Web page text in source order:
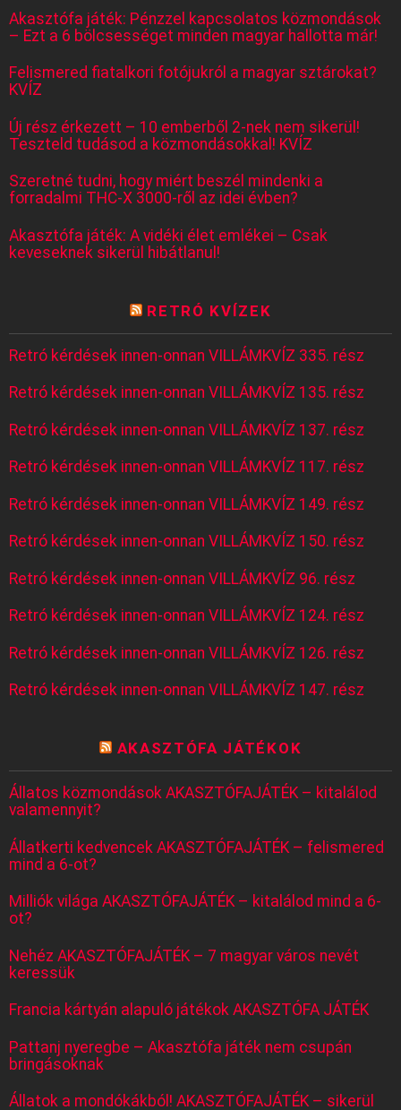
Akasztófa játék: Pénzzel kapcsolatos közmondások
– Ezt a 6 bölcsességet minden magyar hallotta már!
Felismered fiatalkori fotójukról a magyar sztárokat?
KVÍZ
Új rész érkezett – 10 emberből 2-nek nem sikerül!
Teszteld tudásod a közmondásokkal! KVÍZ
Szeretné tudni, hogy miért beszél mindenki a
forradalmi THC-X 3000-ről az idei évben?
Akasztófa játék: A vidéki élet emlékei – Csak
keveseknek sikerül hibátlanul!
RETRÓ KVÍZEK
Retró kérdések innen-onnan VILLÁMKVÍZ 335. rész
Retró kérdések innen-onnan VILLÁMKVÍZ 135. rész
Retró kérdések innen-onnan VILLÁMKVÍZ 137. rész
Retró kérdések innen-onnan VILLÁMKVÍZ 117. rész
Retró kérdések innen-onnan VILLÁMKVÍZ 149. rész
Retró kérdések innen-onnan VILLÁMKVÍZ 150. rész
Retró kérdések innen-onnan VILLÁMKVÍZ 96. rész
Retró kérdések innen-onnan VILLÁMKVÍZ 124. rész
Retró kérdések innen-onnan VILLÁMKVÍZ 126. rész
Retró kérdések innen-onnan VILLÁMKVÍZ 147. rész
AKASZTÓFA JÁTÉKOK
Állatos közmondások AKASZTÓFAJÁTÉK – kitalálod
valamennyit?
Állatkerti kedvencek AKASZTÓFAJÁTÉK – felismered
mind a 6-ot?
Milliók világa AKASZTÓFAJÁTÉK – kitalálod mind a 6-
ot?
Nehéz AKASZTÓFAJÁTÉK – 7 magyar város nevét
keressük
Francia kártyán alapuló játékok AKASZTÓFA JÁTÉK
Pattanj nyeregbe – Akasztófa játék nem csupán
bringásoknak
Állatok a mondókákból! AKASZTÓFAJÁTÉK – sikerül